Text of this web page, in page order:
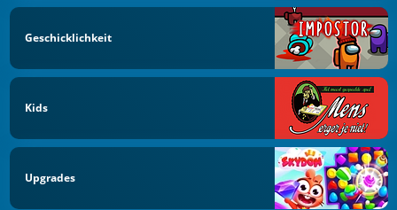
Geschicklichkeit
Kids
Upgrades